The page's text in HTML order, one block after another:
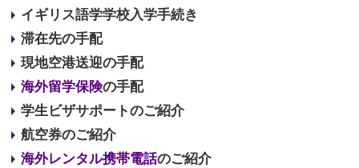
イギリス語学学校入学手続き
滞在先の手配
現地空港送迎の手配
海外留学保険の手配
学生ビザサポートのご紹介
航空券のご紹介
海外レンタル携帯電話のご紹介